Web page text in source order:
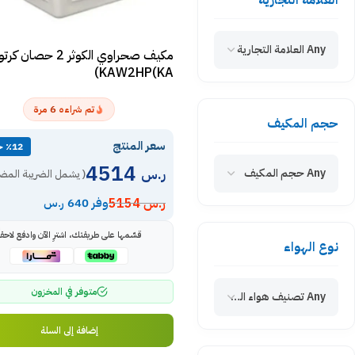
Any العلامة التجارية
حجم المكيف
Any حجم المكيف
نوع الهواء
Any تصنيف هواء المكيف
مكيف صحراوي الكوثر 2
KAW2HP(KA)
تم شراءه 6مرة
سعر المنتج ٪12 خصم
ر.س ( يشمل الضريبة
ر.س5154 وفر 640 ر.س
قسّمها على طريقتك، اشترِ الآن وادفع
متوفر في المخزون
إضافة إلى السلة